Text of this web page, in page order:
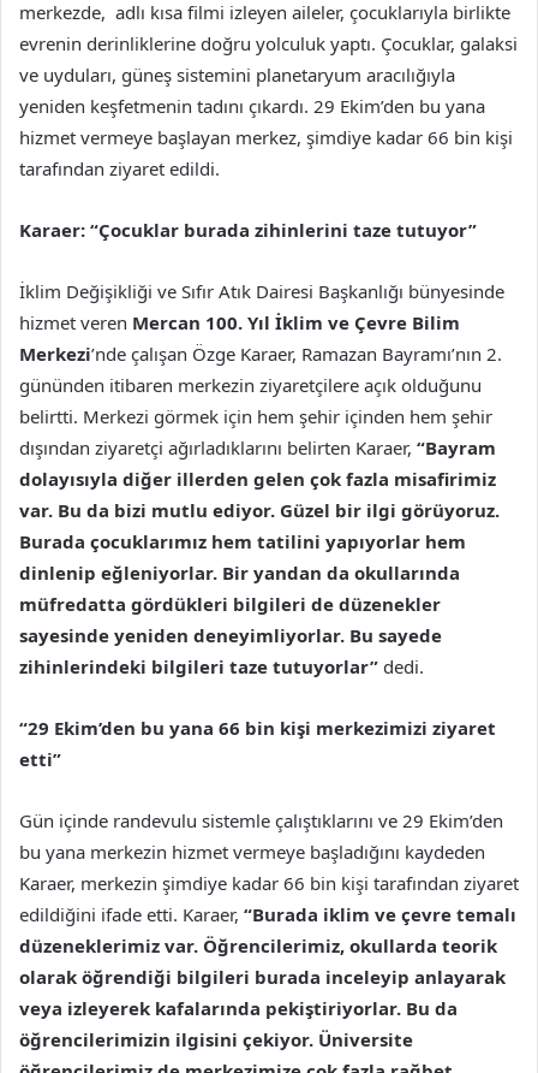
merkezde, adlı kısa filmi izleyen aileler, çocuklarıyla birlikte
evrenin derinliklerine doğru yolculuk yaptı. Çocuklar, galaksi
ve uyduları, güneş sistemini planetaryum aracılığıyla
yeniden keşfetmenin tadını çıkardı. 29 Ekim’den bu yana
hizmet vermeye başlayan merkez, şimdiye kadar 66 bin kişi
tarafından ziyaret edildi.
Karaer: “Çocuklar burada zihinlerini taze tutuyor”
İklim Değişikliği ve Sıfır Atık Dairesi Başkanlığı bünyesinde
hizmet veren Mercan 100. Yıl İklim ve Çevre Bilim
Merkezi’nde çalışan Özge Karaer, Ramazan Bayramı’nın 2.
gününden itibaren merkezin ziyaretçilere açık olduğunu
belirtti. Merkezi görmek için hem şehir içinden hem şehir
dışından ziyaretçi ağırladıklarını belirten Karaer, “Bayram
dolayısıyla diğer illerden gelen çok fazla misafirimiz
var. Bu da bizi mutlu ediyor. Güzel bir ilgi görüyoruz.
Burada çocuklarımız hem tatilini yapıyorlar hem
dinlenip eğleniyorlar. Bir yandan da okullarında
müfredatta gördükleri bilgileri de düzenekler
sayesinde yeniden deneyimliyorlar. Bu sayede
zihinlerindeki bilgileri taze tutuyorlar” dedi.
“29 Ekim’den bu yana 66 bin kişi merkezimizi ziyaret
etti”
Gün içinde randevulu sistemle çalıştıklarını ve 29 Ekim’den
bu yana merkezin hizmet vermeye başladığını kaydeden
Karaer, merkezin şimdiye kadar 66 bin kişi tarafından ziyaret
edildiğini ifade etti. Karaer, “Burada iklim ve çevre temalı
düzeneklerimiz var. Öğrencilerimiz, okullarda teorik
olarak öğrendiği bilgileri burada inceleyip anlayarak
veya izleyerek kafalarında pekiştiriyorlar. Bu da
öğrencilerimizin ilgisini çekiyor. Üniversite